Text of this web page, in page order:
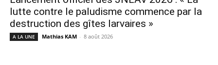
lutte contre le paludisme commence par la
destruction des gîtes larvaires »
A LA UNE Mathias KAM - 8 août 2026